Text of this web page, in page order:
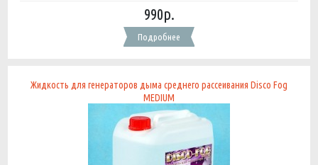
990р.
Подробнее
Жидкость для генераторов дыма среднего рассеивания Disco Fog
MEDIUM